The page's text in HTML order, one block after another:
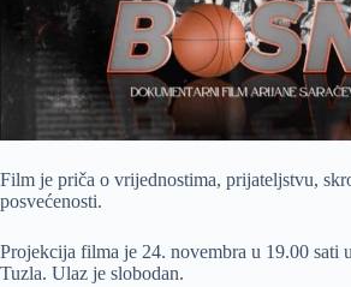
Film je priča o vrijednostima, prijateljstvu,
posvećenosti.
Projekcija filma je 24. novembra u 19.00
Tuzla. Ulaz je slobodan.